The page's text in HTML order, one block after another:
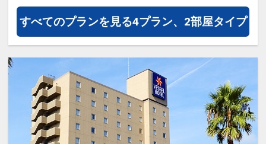
約）が可能なプランもございます。
【ホテル紹介】
疲労回復に優れる準天然光明石温泉
の大浴場と天然大淀裂罅水の水風呂
が自慢のお宿。
「水風呂」と「北欧式サウナ」で心
身ともにリフレッシュ。
人工温泉で寛ぎのひとときをお楽し
すべてのプランを見る4プラン、2部屋タイプ